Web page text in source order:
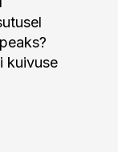
kuivuse